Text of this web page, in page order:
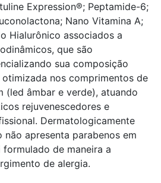
Expression®; Peptamide-6;
Nano Vitamina A;
Hialurônico associados a
que são
sua composição
nos comprimentos de
(led âmbar e verde), atuando
rejuvenescedores e
Dermatologicamente
apresenta parabenos em
de maneira a
de alergia.